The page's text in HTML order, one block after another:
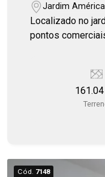
Jardim
Localizado no
pontos
161.04
Cód. 7148